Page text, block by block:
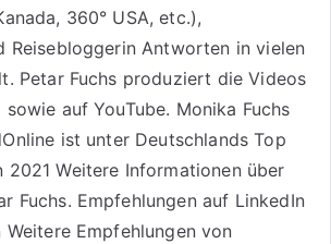
360° USA, etc.),
Reisebloggerin Antworten in vielen
Petar Fuchs produziert die Videos
sowie aufYouTube. Monika Fuchs
ist unter Deutschlands Top
2021 Weitere Informationen über
Fuchs. Empfehlungen auf LinkedIn
Weitere Empfehlungen von